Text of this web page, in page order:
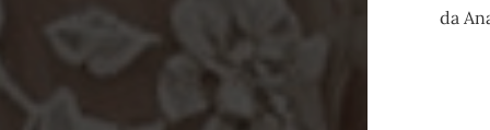
da